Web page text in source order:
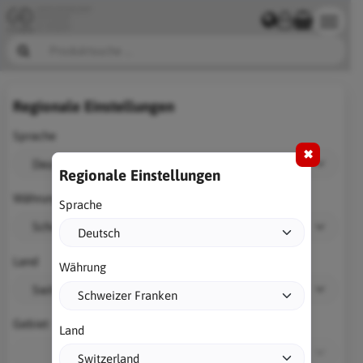
Regionale Einstellungen
Sprache
Währung
Land
Gebiet
✖
Regionale Einstellungen
Sprache
Währung
Land